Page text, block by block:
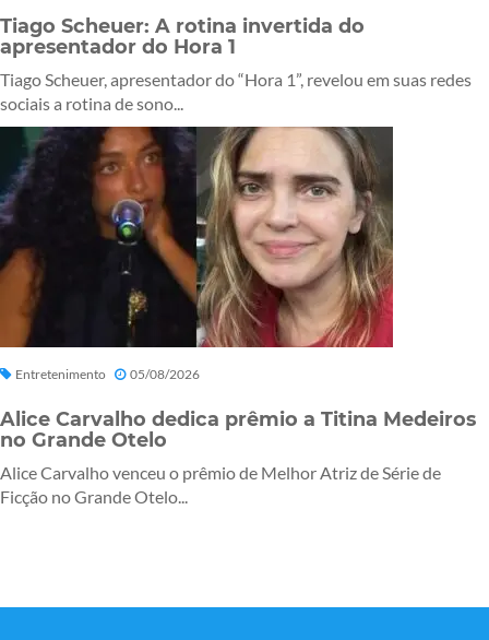
Tiago Scheuer: A rotina invertida do
apresentador do Hora 1
Tiago Scheuer, apresentador do “Hora 1”, revelou em suas redes
sociais a rotina de sono...
Entretenimento 05/08/2026
Alice Carvalho dedica prêmio a Titina Medeiros
no Grande Otelo
Alice Carvalho venceu o prêmio de Melhor Atriz de Série de
Ficção no Grande Otelo...